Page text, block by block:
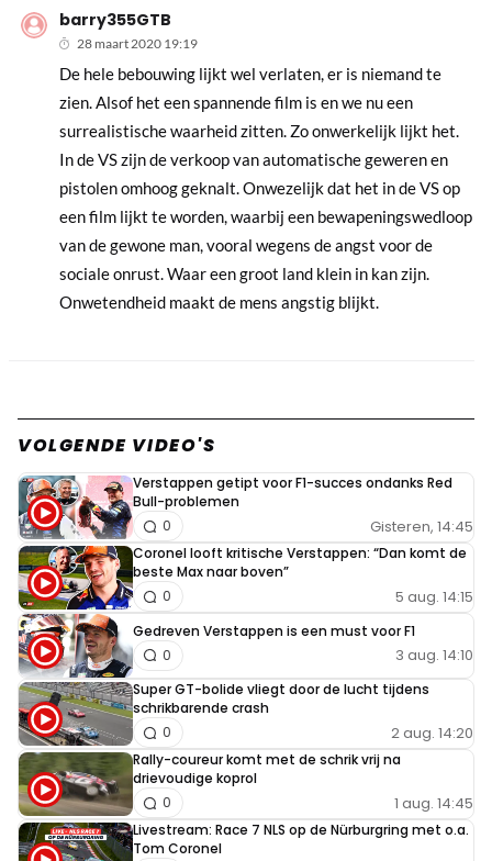
barry355GTB
28 maart 2020 19:19
De hele bebouwing lijkt wel verlaten, er is niemand te
zien. Alsof het een spannende film is en we nu een
surrealistische waarheid zitten. Zo onwerkelijk lijkt het.
In de VS zijn de verkoop van automatische geweren en
pistolen omhoog geknalt. Onwezelijk dat het in de VS op
een film lijkt te worden, waarbij een bewapeningswedloop
van de gewone man, vooral wegens de angst voor de
sociale onrust. Waar een groot land klein in kan zijn.
Onwetendheid maakt de mens angstig blijkt.
VOLGENDE VIDEO'S
Verstappen getipt voor F1-succes ondanks Red
Bull-problemen
Gisteren, 14:45
0
Coronel looft kritische Verstappen: “Dan komt de
beste Max naar boven”
5 aug. 14:15
0
Gedreven Verstappen is een must voor F1
3 aug. 14:10
0
Super GT-bolide vliegt door de lucht tijdens
schrikbarende crash
2 aug. 14:20
0
Rally-coureur komt met de schrik vrij na
drievoudige koprol
1 aug. 14:45
0
Livestream: Race 7 NLS op de Nürburgring met o.a.
Tom Coronel